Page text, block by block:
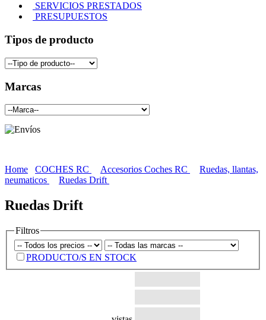
SERVICIOS PRESTADOS
PRESUPUESTOS
Tipos de producto
Marcas
Home COCHES RC Accesorios Coches RC
Ruedas, llantas,
neumaticos
Ruedas Drift
Ruedas Drift
Filtros
PRODUCTO/S EN STOCK